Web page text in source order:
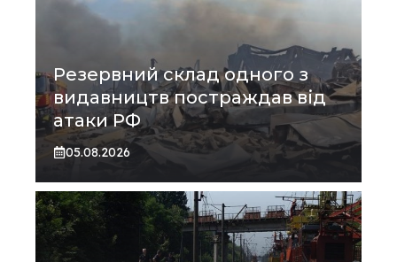
Резервний склад одного з
видавництв постраждав від
атаки РФ
05.08.2026